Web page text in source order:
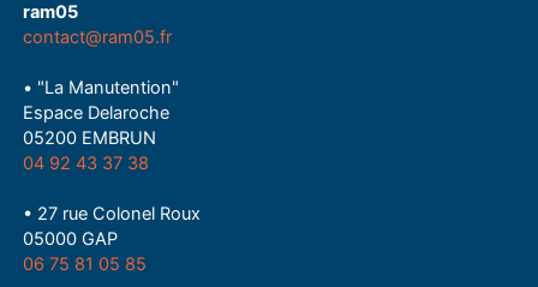
ram05
contact@ram05.fr
• "La Manutention"
Espace Delaroche
05200 EMBRUN
04 92 43 37 38
• 27 rue Colonel Roux
05000 GAP
06 75 81 05 85